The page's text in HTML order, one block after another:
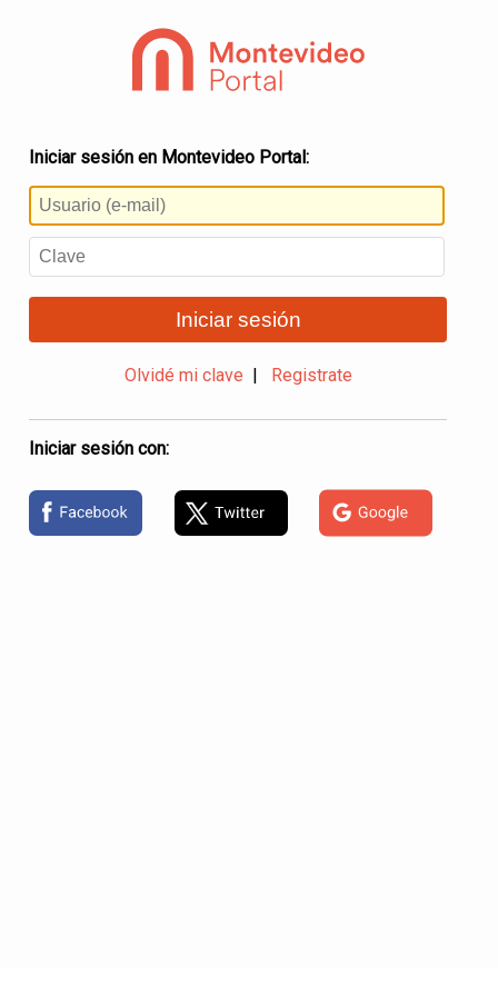
Iniciar sesión en Montevideo Portal:
Iniciar sesión
Olvidé mi clave Registrate
Iniciar sesión con: